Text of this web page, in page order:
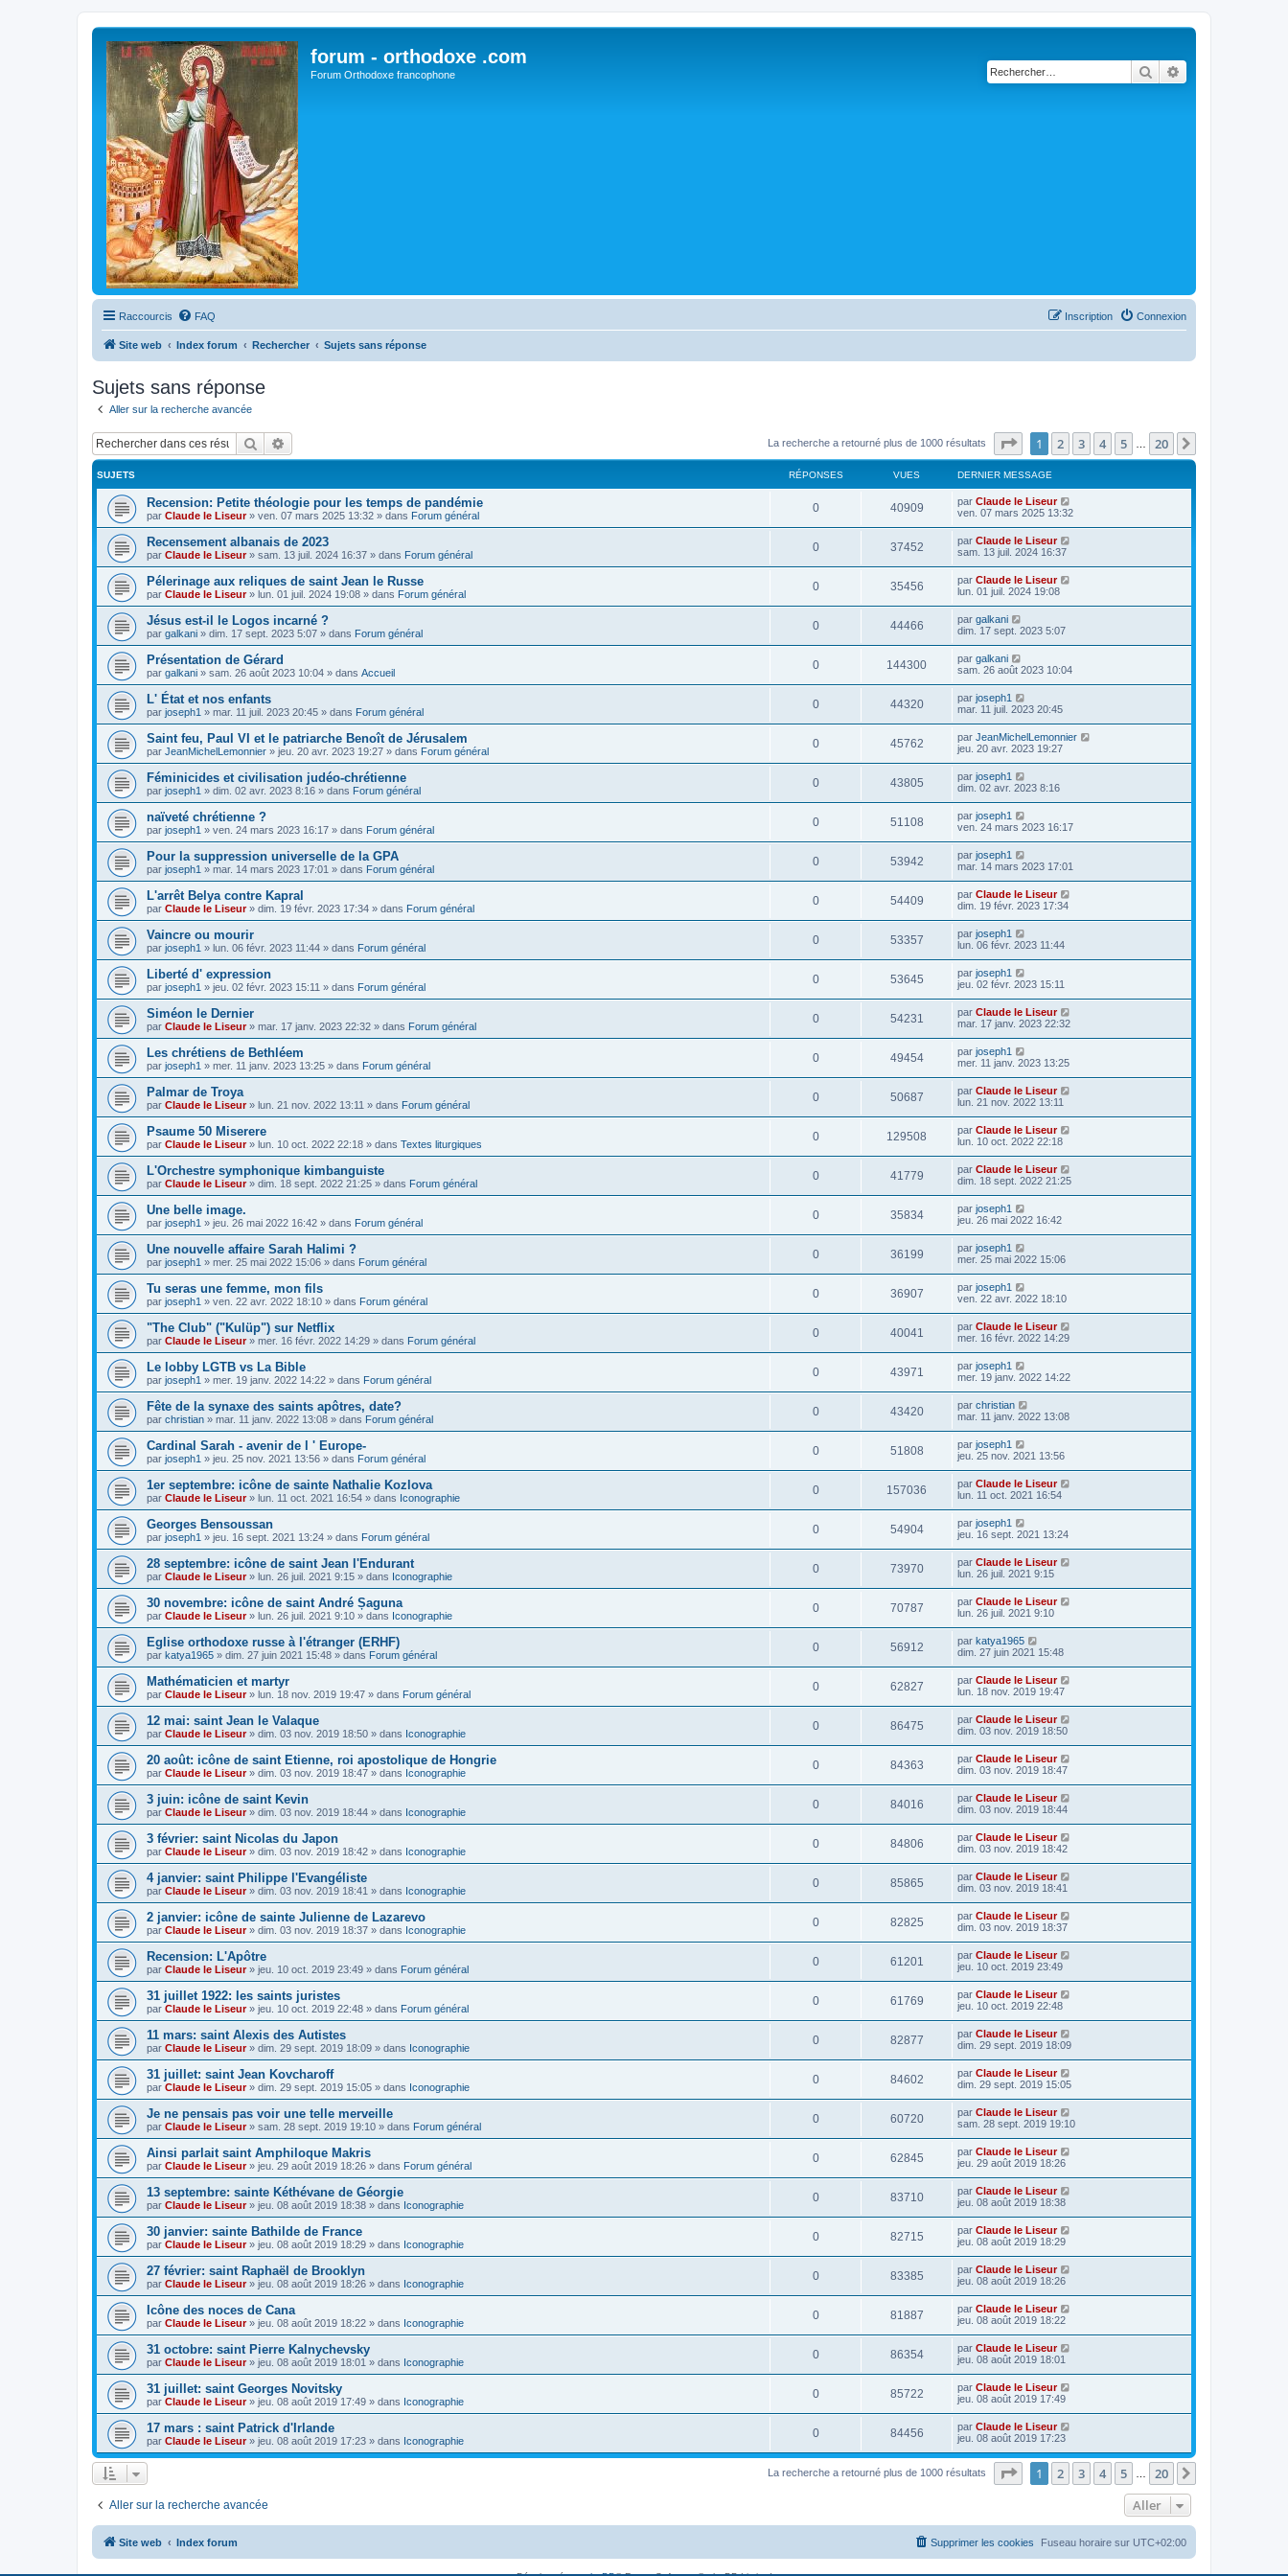
forum - orthodoxe .com
Forum Orthodoxe francophone Rechercher
Raccourcis FAQ Connexion
Inscription
Site web Index forum Rechercher Sujets sans réponse
Sujets sans réponse
Aller sur la recherche avancée
Rechercher La recherche a retourné plus de 1000 résultats Page sur20
1 2 3 4 5 20
SUJETS RÉPONSES VUES DERNIER MESSAGE
Recension: Petite théologie pour les temps de pandémie
par Claude le Liseur» ven. 07 mars 2025 13:32 » dans Forum général
0 40909 par Claude le Liseur
ven. 07 mars 2025 13:32
Recensement albanais de 2023
par Claude le Liseur» sam. 13 juil. 2024 16:37 » dans Forum général
0 37452 par Claude le Liseur
sam. 13 juil. 2024 16:37
Pélerinage aux reliques de saint Jean le Russe
par Claude le Liseur» lun. 01 juil. 2024 19:08 » dans Forum général
0 35456 par Claude le Liseur
lun. 01 juil. 2024 19:08
Jésus est-il le Logos incarné ?
par galkani » dim. 17 sept. 2023 5:07 » dans Forum général
0 44466 par galkani
dim. 17 sept. 2023 5:07
Présentation de Gérard
par galkani » sam. 26 août 2023 10:04 » dans Accueil
0 144300 par galkani
sam. 26 août 2023 10:04
L' État et nos enfants
par joseph1 » mar. 11 juil. 2023 20:45 » dans Forum général
0 44320 par joseph1
mar. 11 juil. 2023 20:45
Saint feu, Paul VI et le patriarche Benoît de Jérusalem
par JeanMichelLemonnier » jeu. 20 avr. 2023 19:27 » dans Forum général
0 45762 par JeanMichelLemonnier
jeu. 20 avr. 2023 19:27
Féminicides et civilisation judéo-chrétienne
par joseph1 » dim. 02 avr. 2023 8:16 » dans Forum général
0 43805 par joseph1
dim. 02 avr. 2023 8:16
naïveté chrétienne ?
par joseph1 » ven. 24 mars 2023 16:17 » dans Forum général
0 51108 par joseph1
ven. 24 mars 2023 16:17
Pour la suppression universelle de la GPA
par joseph1 » mar. 14 mars 2023 17:01 » dans Forum général
0 53942 par joseph1
mar. 14 mars 2023 17:01
L'arrêt Belya contre Kapral
par Claude le Liseur» dim. 19 févr. 2023 17:34 » dans Forum général
0 54409 par Claude le Liseur
dim. 19 févr. 2023 17:34
Vaincre ou mourir
par joseph1 » lun. 06 févr. 2023 11:44 » dans Forum général
0 53357 par joseph1
lun. 06 févr. 2023 11:44
Liberté d' expression
par joseph1 » jeu. 02 févr. 2023 15:11 » dans Forum général
0 53645 par joseph1
jeu. 02 févr. 2023 15:11
Siméon le Dernier
par Claude le Liseur» mar. 17 janv. 2023 22:32 » dans Forum général
0 54231 par Claude le Liseur
mar. 17 janv. 2023 22:32
Les chrétiens de Bethléem
par joseph1 » mer. 11 janv. 2023 13:25 » dans Forum général
0 49454 par joseph1
mer. 11 janv. 2023 13:25
Palmar de Troya
par Claude le Liseur» lun. 21 nov. 2022 13:11 » dans Forum général
0 50687 par Claude le Liseur
lun. 21 nov. 2022 13:11
Psaume 50 Miserere
par Claude le Liseur» lun. 10 oct. 2022 22:18 » dans Textes liturgiques
0 129508 par Claude le Liseur
lun. 10 oct. 2022 22:18
L'Orchestre symphonique kimbanguiste
par Claude le Liseur» dim. 18 sept. 2022 21:25 » dans Forum général
0 41779 par Claude le Liseur
dim. 18 sept. 2022 21:25
Une belle image.
par joseph1 » jeu. 26 mai 2022 16:42 » dans Forum général
0 35834 par joseph1
jeu. 26 mai 2022 16:42
Une nouvelle affaire Sarah Halimi ?
par joseph1 » mer. 25 mai 2022 15:06 » dans Forum général
0 36199 par joseph1
mer. 25 mai 2022 15:06
Tu seras une femme, mon fils
par joseph1 » ven. 22 avr. 2022 18:10 » dans Forum général
0 36907 par joseph1
ven. 22 avr. 2022 18:10
"The Club" ("Kulüp") sur Netflix
par Claude le Liseur» mer. 16 févr. 2022 14:29 » dans Forum général
0 40041 par Claude le Liseur
mer. 16 févr. 2022 14:29
Le lobby LGTB vs La Bible
par joseph1 » mer. 19 janv. 2022 14:22 » dans Forum général
0 43971 par joseph1
mer. 19 janv. 2022 14:22
Fête de la synaxe des saints apôtres, date?
par christian » mar. 11 janv. 2022 13:08 » dans Forum général
0 43420 par christian
mar. 11 janv. 2022 13:08
Cardinal Sarah - avenir de l ' Europe-
par joseph1 » jeu. 25 nov. 2021 13:56 » dans Forum général
0 51808 par joseph1
jeu. 25 nov. 2021 13:56
1er septembre: icône de sainte Nathalie Kozlova
par Claude le Liseur» lun. 11 oct. 2021 16:54 » dans Iconographie
0 157036 par Claude le Liseur
lun. 11 oct. 2021 16:54
Georges Bensoussan
par joseph1 » jeu. 16 sept. 2021 13:24 » dans Forum général
0 54904 par joseph1
jeu. 16 sept. 2021 13:24
28 septembre: icône de saint Jean l'Endurant
par Claude le Liseur» lun. 26 juil. 2021 9:15 » dans Iconographie
0 73970 par Claude le Liseur
lun. 26 juil. 2021 9:15
30 novembre: icône de saint André Șaguna
par Claude le Liseur» lun. 26 juil. 2021 9:10 » dans Iconographie
0 70787 par Claude le Liseur
lun. 26 juil. 2021 9:10
Eglise orthodoxe russe à l'étranger (ERHF)
par katya1965 » dim. 27 juin 2021 15:48 » dans Forum général
0 56912 par katya1965
dim. 27 juin 2021 15:48
Mathématicien et martyr
par Claude le Liseur» lun. 18 nov. 2019 19:47 » dans Forum général
0 62827 par Claude le Liseur
lun. 18 nov. 2019 19:47
12 mai: saint Jean le Valaque
par Claude le Liseur» dim. 03 nov. 2019 18:50 » dans Iconographie
0 86475 par Claude le Liseur
dim. 03 nov. 2019 18:50
20 août: icône de saint Etienne, roi apostolique de Hongrie
par Claude le Liseur» dim. 03 nov. 2019 18:47 » dans Iconographie
0 84363 par Claude le Liseur
dim. 03 nov. 2019 18:47
3 juin: icône de saint Kevin
par Claude le Liseur» dim. 03 nov. 2019 18:44 » dans Iconographie
0 84016 par Claude le Liseur
dim. 03 nov. 2019 18:44
3 février: saint Nicolas du Japon
par Claude le Liseur» dim. 03 nov. 2019 18:42 » dans Iconographie
0 84806 par Claude le Liseur
dim. 03 nov. 2019 18:42
4 janvier: saint Philippe l'Evangéliste
par Claude le Liseur» dim. 03 nov. 2019 18:41 » dans Iconographie
0 85865 par Claude le Liseur
dim. 03 nov. 2019 18:41
2 janvier: icône de sainte Julienne de Lazarevo
par Claude le Liseur» dim. 03 nov. 2019 18:37 » dans Iconographie
0 82825 par Claude le Liseur
dim. 03 nov. 2019 18:37
Recension: L'Apôtre
par Claude le Liseur» jeu. 10 oct. 2019 23:49 » dans Forum général
0 61201 par Claude le Liseur
jeu. 10 oct. 2019 23:49
31 juillet 1922: les saints juristes
par Claude le Liseur» jeu. 10 oct. 2019 22:48 » dans Forum général
0 61769 par Claude le Liseur
jeu. 10 oct. 2019 22:48
11 mars: saint Alexis des Autistes
par Claude le Liseur» dim. 29 sept. 2019 18:09 » dans Iconographie
0 82877 par Claude le Liseur
dim. 29 sept. 2019 18:09
31 juillet: saint Jean Kovcharoff
par Claude le Liseur» dim. 29 sept. 2019 15:05 » dans Iconographie
0 84602 par Claude le Liseur
dim. 29 sept. 2019 15:05
Je ne pensais pas voir une telle merveille
par Claude le Liseur» sam. 28 sept. 2019 19:10 » dans Forum général
0 60720 par Claude le Liseur
sam. 28 sept. 2019 19:10
Ainsi parlait saint Amphiloque Makris
par Claude le Liseur» jeu. 29 août 2019 18:26 » dans Forum général
0 62845 par Claude le Liseur
jeu. 29 août 2019 18:26
13 septembre: sainte Kéthévane de Géorgie
par Claude le Liseur» jeu. 08 août 2019 18:38 » dans Iconographie
0 83710 par Claude le Liseur
jeu. 08 août 2019 18:38
30 janvier: sainte Bathilde de France
par Claude le Liseur» jeu. 08 août 2019 18:29 » dans Iconographie
0 82715 par Claude le Liseur
jeu. 08 août 2019 18:29
27 février: saint Raphaël de Brooklyn
par Claude le Liseur» jeu. 08 août 2019 18:26 » dans Iconographie
0 83385 par Claude le Liseur
jeu. 08 août 2019 18:26
Icône des noces de Cana
par Claude le Liseur» jeu. 08 août 2019 18:22 » dans Iconographie
0 81887 par Claude le Liseur
jeu. 08 août 2019 18:22
31 octobre: saint Pierre Kalnychevsky
par Claude le Liseur» jeu. 08 août 2019 18:01 » dans Iconographie
0 86354 par Claude le Liseur
jeu. 08 août 2019 18:01
31 juillet: saint Georges Novitsky
par Claude le Liseur» jeu. 08 août 2019 17:49 » dans Iconographie
0 85722 par Claude le Liseur
jeu. 08 août 2019 17:49
17 mars : saint Patrick d'Irlande
par Claude le Liseur» jeu. 08 août 2019 17:23 » dans Iconographie
0 84456 par Claude le Liseur
jeu. 08 août 2019 17:23
La recherche a retourné plus de 1000 résultats Page sur20
1 2 3 4 5 20
Aller sur la recherche avancée Aller
Site web Index forum Fuseau horaire sur UTC+02:00
Supprimer les cookies